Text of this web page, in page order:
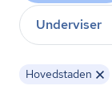
Underviser
Hovedstaden